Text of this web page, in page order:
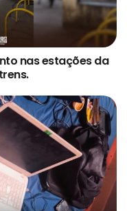
nas estações da